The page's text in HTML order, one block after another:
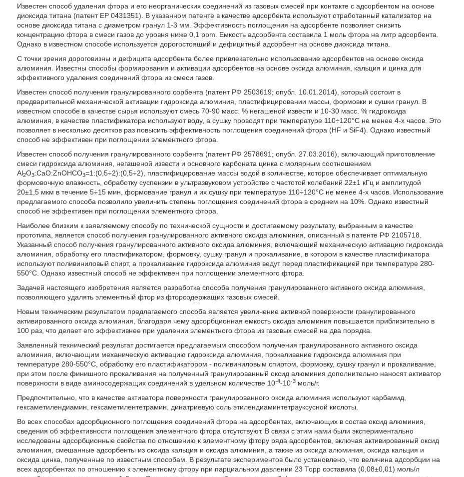
Известен способ удаления фтора и его неорганических соединений из газовых смесей при контакте с адсорбентом на основе
диоксида титана (патент ЕР 0431351). В указанном патенте в качестве адсорбента используют отработанный катализатор на
основе диоксида титана с диаметром гранул 1-3 мм. Эффективность поглощения на адсорбенте позволяет снизить
концентрацию фтора в смеси газов до уровня ниже 0,1 ppm. Емкость адсорбента составила 1 моль фтора на литр адсорбента.
Однако в известном способе используется дорогостоящий и дефицитный адсорбент на основе диоксида титана.
С точки зрения дороговизны и дефицита адсорбента более привлекательно использование адсорбентов на основе оксида
алюминия. Известны способы формирования и активации адсорбентов на основе оксида алюминия, кальция и цинка для
эффективного удаления соединений фтора из смеси газов.
Известен способ получения гранулированного сорбента (патент РФ 2503619; опубл. 10.01.2014), который состоит в
предварительной механической активации гидроксида алюминия, пластифицировании массы, формовки и сушки гранул. В
известном способе в качестве сырья используют смесь 70-90 масс. % негашеной извести и 10-30 масс. % гидроксида
алюминия, в качестве пластификатора используют воду, а сушку проводят при температуре 110÷120°С не менее 4-х часов. Это
позволяет в несколько десятков раз повысить эффективность поглощения соединений фтора (HF и SiF4). Однако известный
способ не эффективен при поглощении элементного фтора.
Известен способ получения гранулированного сорбента (патент РФ 2578691; опубл. 27.03.2016), включающий приготовление
смеси гидроксида алюминия, негашеной извести и основного карбоната цинка с молярным соотношением
Al2O3:СаО:ZnOHCO3=1:(0,5÷2):(0,5÷2), пластифицирование массы водой в количестве, которое обеспечивает оптимальную
формовочную влажность, обработку суспензии в ультразвуковом устройстве с частотой колебаний 22±1 кГц и амплитудой
20±1,5 мкм в течение 5÷15 мин, формование гранул и их сушку при температуре 110÷120°С не менее 4-х часов. Использование
предлагаемого способа позволило увеличить степень поглощения соединений фтора в среднем на 10%. Однако известный
способ не эффективен при поглощении элементного фтора.
Наиболее близким к заявляемому способу по технической сущности и достигаемому результату, выбранным в качестве
прототипа, является способ получения гранулированного активного оксида алюминия, описанный в патенте РФ 2105718.
Указанный способ получения гранулированного активного оксида алюминия, включающий механическую активацию гидроксида
алюминия, обработку его пластификатором, формовку, сушку гранул и прокаливание, в котором в качестве пластификатора
используют поливиниловый спирт, а прокаливание гидроксида алюминия ведут перед пластификацией при температуре 280-
550°С. Однако известный способ не эффективен при поглощении элементного фтора.
Задачей настоящего изобретения является разработка способа получения гранулированного активного оксида алюминия,
позволяющего удалять элементный фтор из фторсодержащих газовых смесей.
Новым техническим результатом предлагаемого способа является увеличение активной поверхности гранулированного
активированного оксида алюминия, благодаря чему адсорбционная емкость оксида алюминия повышается приблизительно в
100 раз, что делает его эффективнее при удалении элементного фтора из газовых смесей на два порядка.
Заявленный технический результат достигается предлагаемым способом получения гранулированного активного оксида
алюминия, включающим механическую активацию гидроксида алюминия, прокаливание гидроксида алюминия при
температуре 280-550°С, обработку его пластификатором - поливиниловым спиртом, формовку, сушку гранул и прокаливание,
при этом после финишного прокаливания на полученный гранулированный оксид алюминия дополнительно наносят активатор
поверхности в виде аминосодержащих соединений в удельном количестве 10-4-10-3 моль/г.
Предпочтительно, что в качестве активатора поверхности гранулированного оксида алюминия используют карбамид,
гексаметилендиамин, гексаметилентетрамин, динатриевую соль этилендиаминтетрауксусной кислоты.
Во всех способах адсорбционного поглощения соединений фтора на адсорбентах, включающих в состав оксид алюминия,
сведения об эффективности поглощения элементного фтора отсутствуют. В связи с этим нами были экспериментально
исследованы адсорбционные свойства по отношению к элементному фтору ряда адсорбентов, включая активированный оксид
алюминия, смешанные адсорбенты из оксида кальция и оксида алюминия, а также из оксида алюминия, оксида кальция и
оксида цинка, полученные по известным способам. В результате экспериментов было установлено, что величина адсорбции на
всех адсорбентах по отношению к элементному фтору при парциальном давлении 23 Торр составила (0,08±0,01) моль/л